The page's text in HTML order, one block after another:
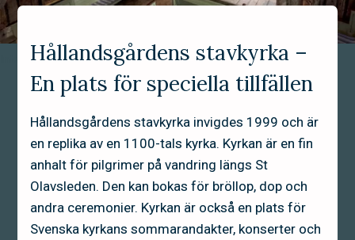
Interiör stavkyrka Hållandsgården
Hållandsgårdens stavkyrka –
En plats för speciella tillfällen
Hållandsgårdens stavkyrka invigdes 1999 och är
en replika av en 1100-tals kyrka. Kyrkan är en fin
anhalt för pilgrimer på vandring längs St
Olavsleden. Den kan bokas för bröllop, dop och
andra ceremonier. Kyrkan är också en plats för
Svenska kyrkans sommarandakter, konserter och